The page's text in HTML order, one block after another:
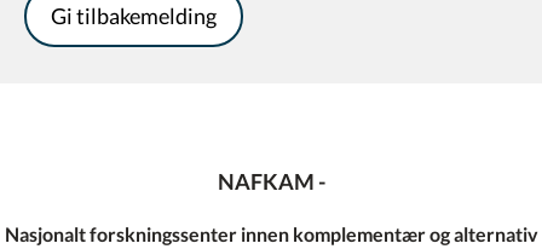
Gi tilbakemelding
NAFKAM -
Nasjonalt forskningssenter innen komplementær og alternativ